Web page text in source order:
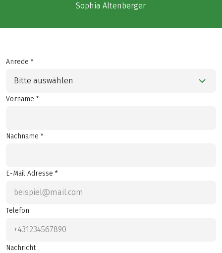
Sophia Altenberger
Anrede *
Bitte auswählen
Vorname *
Nachname *
E-Mail Adresse *
Telefon
Nachricht